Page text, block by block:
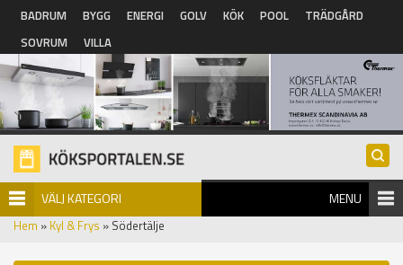
Hoppa till huvudinnehåll
BADRUM BYGG ENERGI GOLV KÖK POOL
TRÄDGÅRD
SOVRUM
VILLA
VÄLJ KATEGORI MENU
Hem » Kyl & Frys » Södertälje